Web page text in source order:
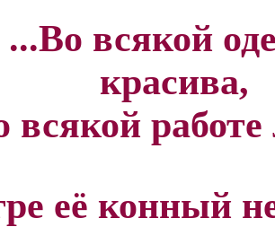
...Во всякой
красива,
всякой работе
её конный